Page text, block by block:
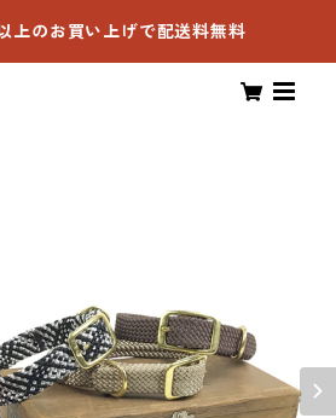
上のお買い上げで配送料無料